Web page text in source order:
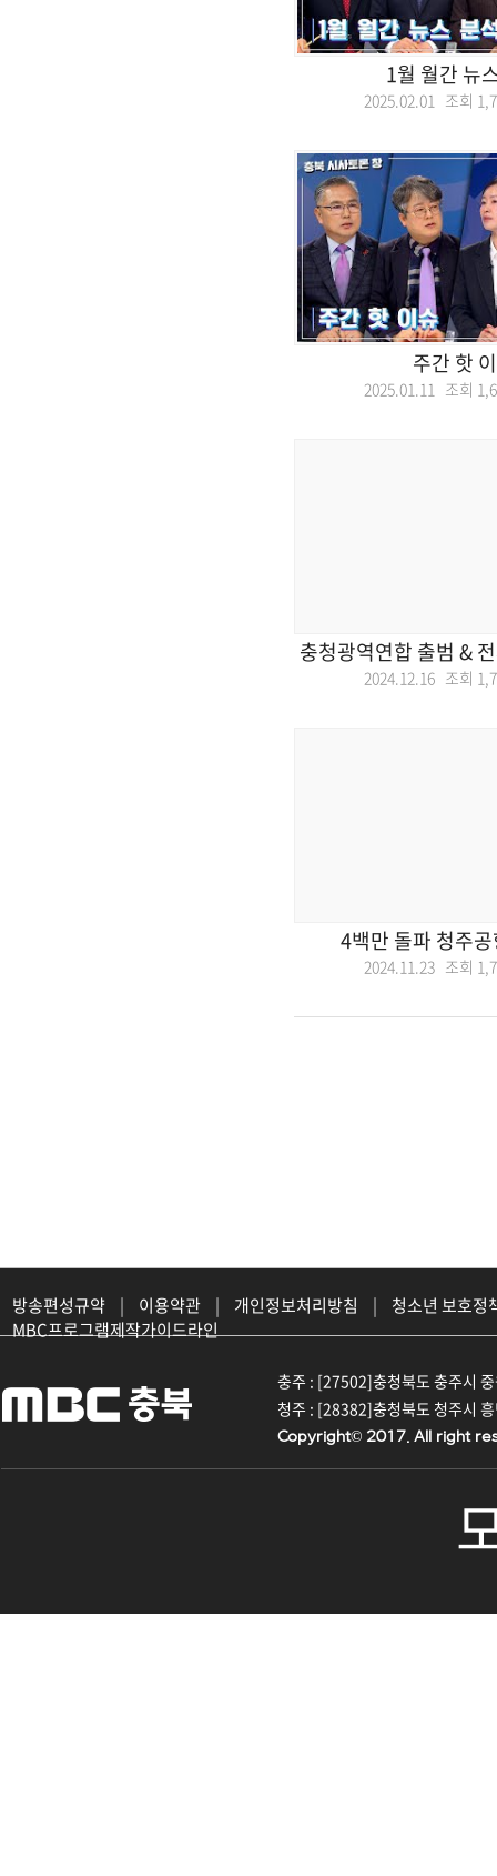
1월 월간 뉴
2025.02.01 조회
주간 핫
2025.01.11 조회
충청광역연합 출범 &
2024.12.16 조회
4백만 돌파 청주
2024.11.23 조회
방송편성규약 | 이용약관 | 개인정보처리방침 |
청소년 보호정
MBC프로그램제작가이드라인
충주 : [27502]충청북도 충주시
청주 : [28382]충청북도 청주시
Copyright© 2017. All right